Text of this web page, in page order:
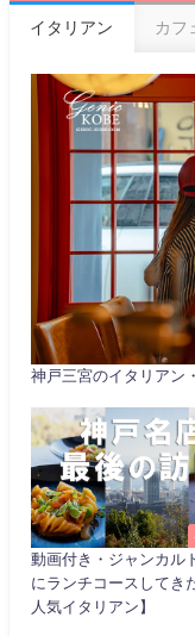
イタリアン カフ
神戸三宮のイタリアン
動画付き・ジャンカル
にランチコースしてき
人気イタリアン】